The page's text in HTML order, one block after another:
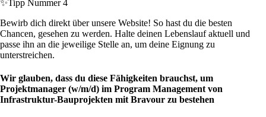
✨Tipp Nummer 4
Bewirb dich direkt über unsere Website! So hast du die besten
Chancen, gesehen zu werden. Halte deinen Lebenslauf aktuell und
passe ihn an die jeweilige Stelle an, um deine Eignung zu
unterstreichen.
Wir glauben, dass du diese Fähigkeiten brauchst, um
Projektmanager (w/m/d) im Program Management von
Infrastruktur-Bauprojekten mit Bravour zu bestehen